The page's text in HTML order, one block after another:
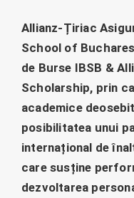
Allianz-Țiriac
School of
de Burse IBSB &
Scholarship, prin
academice
posibilitatea unui
internațional de
care susține
dezvoltarea